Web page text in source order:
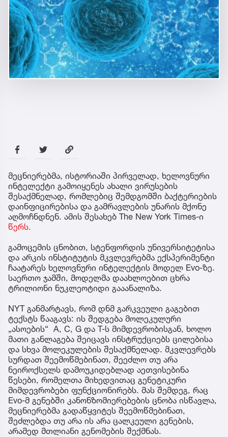
მეცნიერებმა, ისტორიაში პირველად, ხელოვნური
ინტელექტი გამოიყენეს ახალი ვირუსების
შესაქმნელად, რომლებიც შემდგომში ბაქტერიების
დაინფიცირებისა და გამრავლების უნარის მქონე
აღმოჩნდნენ. ამის შესახებ The New York Times-ი
წერს.
გამოცემის ცნობით, სტენფორდის უნივერსიტეტისა
და არკის ინსტიტუტის მკვლევრებმა ექსპერიმენტი
ჩაატარეს ხელოვნური ინტელექტის მოდელ Evo-ზე.
საერთო ჯამში, მოდელმა დაახლოებით ცხრა
ტრილიონი ნუკლეოტიდი გააანალიზა.
NYT განმარტავს, რომ დნმ გარკვეული გაგებით
ტექსტს წააგავს: ის შედგება მოლეკულური
„ასოების“ A, C, G და T-ს მიმდევრობისგან, ხოლო
მათი განლაგება შეიცავს ინსტრუქციებს ცილებისა
და სხვა მოლეკულების შესაქმნელად. მკვლევრებს
სურდათ შეემოწმებინათ, შეეძლო თუ არა
ნეიროქსელს დამოუკიდებლად აეთვისებინა
წესები, რომელთა მიხედვითაც გენეტიკური
მიმდევრობები ფუნქციონირებს. მას შემდეგ, რაც
Evo-მ გენებში კანონზომიერებების ცნობა ისწავლა,
მეცნიერებმა გადაწყვიტეს შეემოწმებინათ,
შეძლებდა თუ არა ის არა ცალკეული გენების,
არამედ მთლიანი გენომების შექმნას.